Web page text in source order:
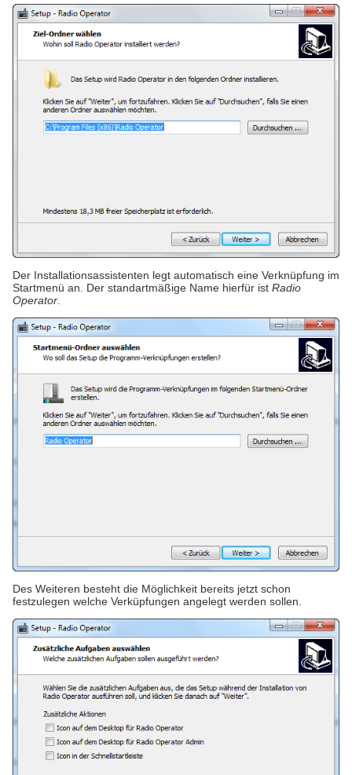
Der Installationsassistenten legt automatisch eine Verknüpfung im
Startmenü an. Der standartmäßige Name hierfür ist Radio
Operator
Des Weiteren besteht die Möglichkeit bereits jetzt schon
festzulegen welche Verküpfungen angelegt werden sollen.